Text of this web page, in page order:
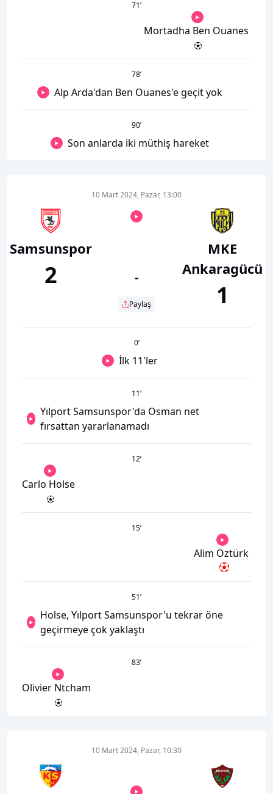
71’
Mortadha Ben Ouanes
78’
Alp Arda'dan Ben Ouanes'e geçit yok
90’
Son anlarda iki müthiş hareket
Samsunspor
2
10 Mart 2024, Pazar, 13:00
-
Paylaş
MKE
Ankaragücü
1
0’
İlk 11'ler
11’
Yılport Samsunspor'da Osman net
fırsattan yararlanamadı
12’
Carlo Holse
15’
Alim Öztürk
51’
Holse, Yılport Samsunspor'u tekrar öne
geçirmeye çok yaklaştı
83’
Olivier Ntcham
10 Mart 2024, Pazar, 10:30